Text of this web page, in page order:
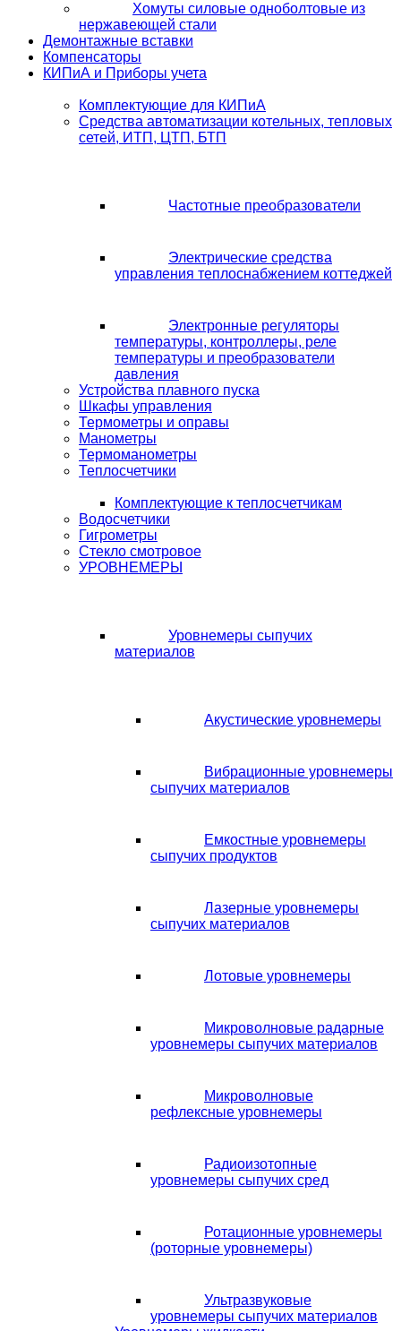
Хомуты силовые одноболтовые из
нержавеющей стали
Демонтажные вставки
Компенсаторы
КИПиА и Приборы учета
Комплектующие для КИПиА
Средства автоматизации котельных, тепловых
сетей, ИТП, ЦТП, БТП
Частотные преобразователи
Электрические средства
управления теплоснабжением коттеджей
Электронные регуляторы
температуры, контроллеры, реле
температуры и преобразователи
давления
Устройства плавного пуска
Шкафы управления
Термометры и оправы
Манометры
Термоманометры
Теплосчетчики
Комплектующие к теплосчетчикам
Водосчетчики
Гигрометры
Стекло смотровое
УРОВНЕМЕРЫ
Уровнемеры сыпучих
материалов
Акустические уровнемеры
Вибрационные уровнемеры
сыпучих материалов
Емкостные уровнемеры
сыпучих продуктов
Лазерные уровнемеры
сыпучих материалов
Лотовые уровнемеры
Микроволновые радарные
уровнемеры сыпучих материалов
Микроволновые
рефлексные уровнемеры
Радиоизотопные
уровнемеры сыпучих сред
Ротационные уровнемеры
(роторные уровнемеры)
Ультразвуковые
уровнемеры сыпучих материалов